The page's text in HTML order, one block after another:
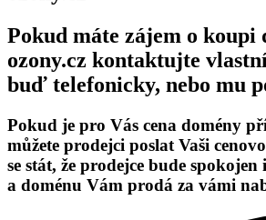
Pokud máte zájem o koupi
ozony.cz kontaktujte
buď telefonicky, nebo mu
Pokud je pro Vás cena domény
můžete prodejci poslat Vaši
se stát, že prodejce bude
a doménu Vám prodá za vámi